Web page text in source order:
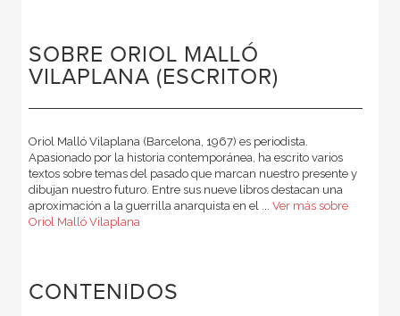
SOBRE ORIOL MALLÓ
VILAPLANA (ESCRITOR)
Oriol Malló Vilaplana (Barcelona, 1967) es periodista.
Apasionado por la historia contemporánea, ha escrito varios
textos sobre temas del pasado que marcan nuestro presente y
dibujan nuestro futuro. Entre sus nueve libros destacan una
aproximación a la guerrilla anarquista en el ... Ver más sobre
Oriol Malló Vilaplana
CONTENIDOS